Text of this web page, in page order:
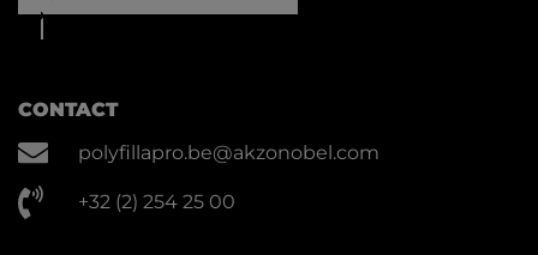
CONTACT
polyfillapro.be@akzonobel.com
+32 (2) 254 25 00